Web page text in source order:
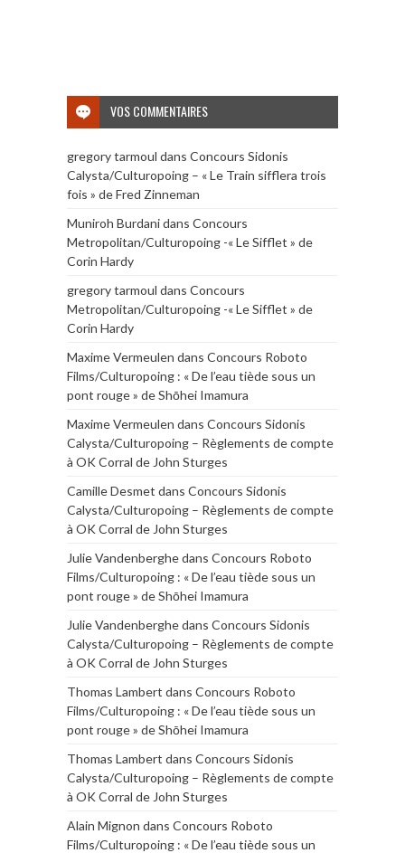
VOS COMMENTAIRES
gregory tarmoul dans Concours Sidonis
Calysta/Culturopoing – « Le Train sifflera trois
fois » de Fred Zinneman
Muniroh Burdanidans Concours
Metropolitan/Culturopoing -« Le Sifflet » de
Corin Hardy
gregory tarmoul dans Concours
Metropolitan/Culturopoing -« Le Sifflet » de
Corin Hardy
Maxime Vermeulen dans Concours Roboto
Films/Culturopoing : « De l’eau tiède sous un
pont rouge » de Shōhei Imamura
Maxime Vermeulen dans Concours Sidonis
Calysta/Culturopoing – Règlements de compte
à OK Corral de John Sturges
Camille Desmet dans Concours Sidonis
Calysta/Culturopoing – Règlements de compte
à OK Corral de John Sturges
Julie Vandenberghedans Concours Roboto
Films/Culturopoing : « De l’eau tiède sous un
pont rouge » de Shōhei Imamura
Julie Vandenberghedans Concours Sidonis
Calysta/Culturopoing – Règlements de compte
à OK Corral de John Sturges
Thomas Lambert dans Concours Roboto
Films/Culturopoing : « De l’eau tiède sous un
pont rouge » de Shōhei Imamura
Thomas Lambert dans Concours Sidonis
Calysta/Culturopoing – Règlements de compte
à OK Corral de John Sturges
Alain Mignon dans Concours Roboto
Films/Culturopoing : « De l’eau tiède sous un